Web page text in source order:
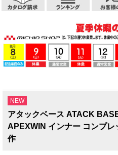
NEW
アタックベース ATACK
APEXWIN インナー コンプ
作